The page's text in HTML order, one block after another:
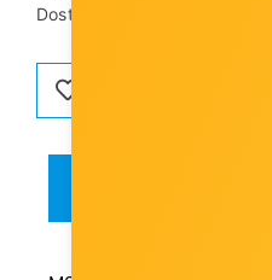
Dostupnost artikla: